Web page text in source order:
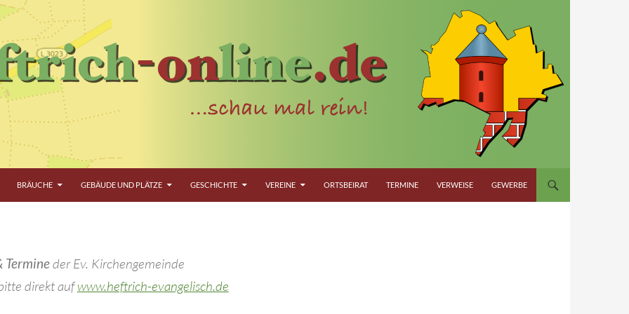
BRÄUCHE GEBÄUDE UND PLÄTZE GESCHICHTE VEREINE ORTSBEIRAT TERMINE VERWEISE GEWERBE
Termineder Ev. Kirchengemeinde
direkt aufwww.heftrich-evangelisch.de